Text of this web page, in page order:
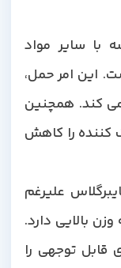
سایر مواد
امر حمل،
همچنین
را کاهش
علیرغم
دارد.
توجهی را